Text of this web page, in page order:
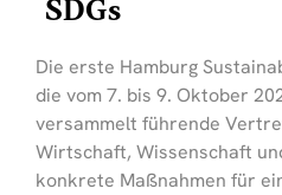
SDGs
Die erste Hamburg
die vom 7. bis 9. Oktober
versammelt führende
Wirtschaft, Wissenschaft
konkrete Maßnahmen für